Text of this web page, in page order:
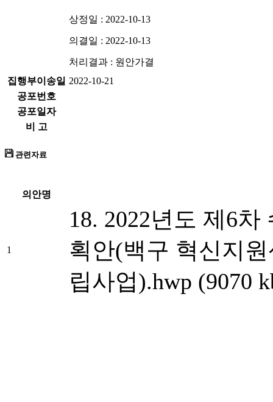
상정일 : 2022-10-13
의결일 : 2022-10-13
처리결과 : 원안가결
집행부이송일 2022-10-21
공포번호
공포일자
비 고
관련자료
의안명
1
18. 2022년도 제6
획안(백구 혁신지
립사업).hwp (9070